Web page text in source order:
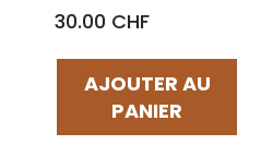
30.00 CHF
AJOUTER AU
PANIER